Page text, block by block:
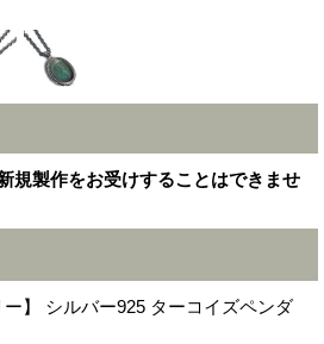
規製作をお受けすることはできませ
ー】 シルバー925 ターコイズペンダ